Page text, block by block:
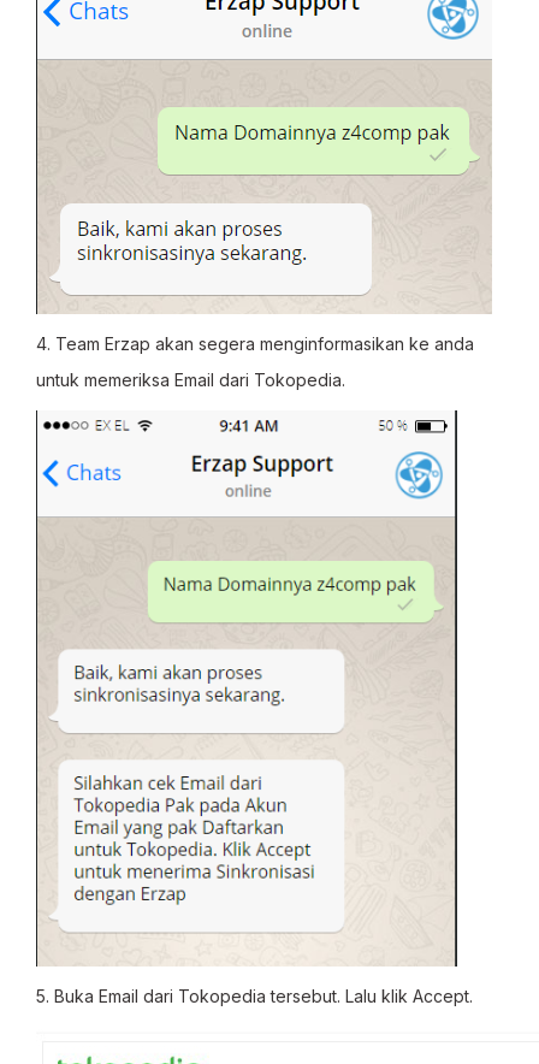
4. Team Erzap akan segera menginformasikan ke anda
untuk memeriksa Email dari Tokopedia.
5. Buka Email dari Tokopedia tersebut. Lalu klik Accept.